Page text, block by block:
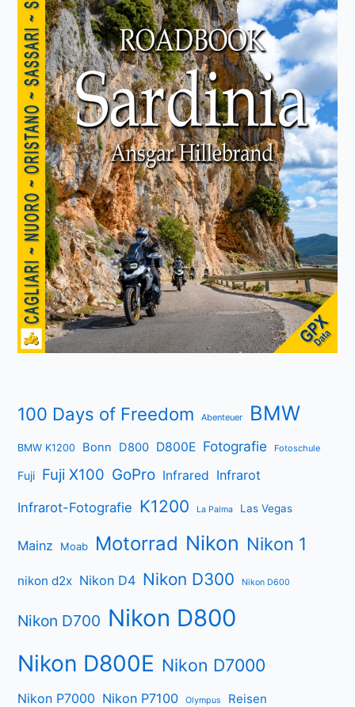
100 Days of Freedom Abenteuer BMW
BMW K1200 Bonn D800 D800E Fotografie Fotoschule
Fuji Fuji X100 GoPro Infrared Infrarot
Infrarot-Fotografie K1200 La Palma Las Vegas
Mainz Moab Motorrad Nikon Nikon 1
nikon d2x Nikon D4 Nikon D300 Nikon D600
Nikon D700 Nikon D800
Nikon D800E Nikon D7000
Nikon P7000 Nikon P7100 Olympus Reisen